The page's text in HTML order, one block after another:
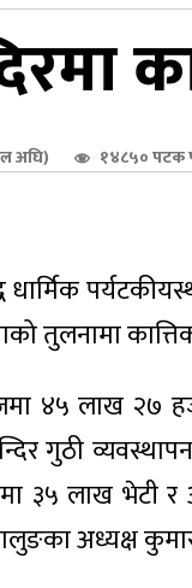
अघि) १४८५० पटक
धार्मिक
तुलनामा
४५ लाख २७
गुठी
३५ लाख भेटी
अध्यक्ष